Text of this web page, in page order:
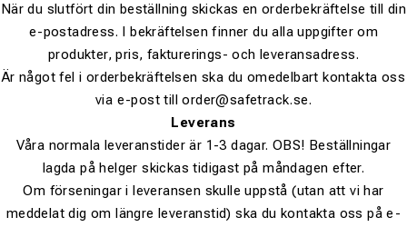
När du slutfört din beställning skickas en orderbekräftelse till din
e-postadress. I bekräftelsen finner du alla uppgifter om
produkter, pris, fakturerings- och leveransadress.
Är något fel i orderbekräftelsen ska du omedelbart kontakta oss
via e-post till order@safetrack.se.
Leverans
Våra normala leveranstider är 1-3 dagar. OBS! Beställningar
lagda på helger skickas tidigast på måndagen efter.
Om förseningar i leveransen skulle uppstå (utan att vi har
meddelat dig om längre leveranstid) ska du kontakta oss på e-